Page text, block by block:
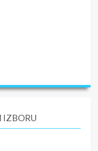
IZBORU